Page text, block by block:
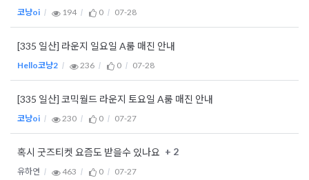
코냥oi 194 0 07-28
[335 일산] 라운지 일요일 A룸 매진 안내
Hello코냥2 236 0 07-28
[335 일산] 코믹월드 라운지 토요일 A룸 매진 안내
코냥oi 230 0 07-27
혹시 굿즈티켓 요즘도 받을수 있나요 + 2
유하연 463 0 07-27